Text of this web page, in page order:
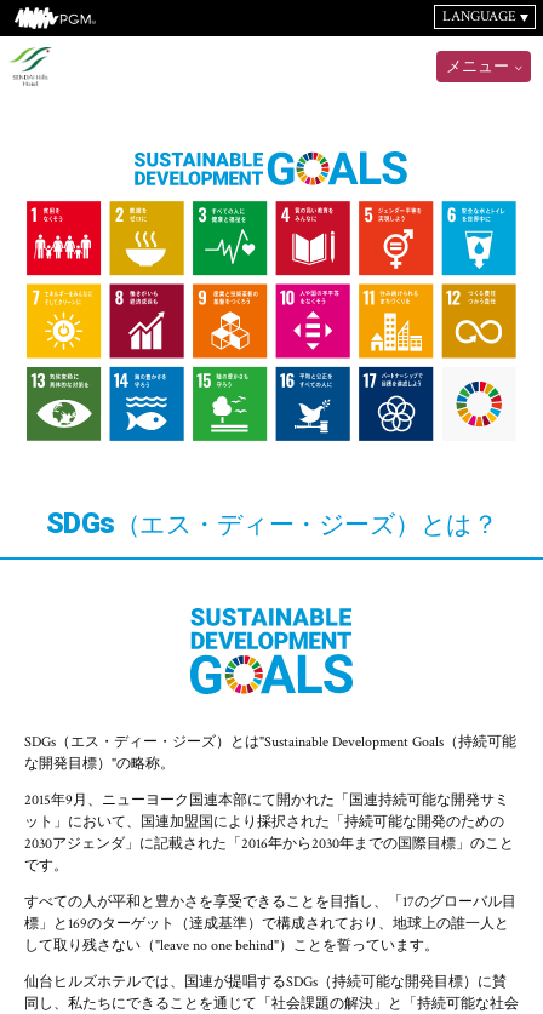
LANGUAGE
メニュー
SDGs （エス・ディー・ジーズ）とは？
SDGs（エス・ディー・ジーズ）とは"Sustainable Development Goals（持続可能
な開発目標）"の略称。
2015年9月、ニューヨーク国連本部にて開かれた「国連持続可能な開発サミ
ット」において、国連加盟国により採択された「持続可能な開発のための
2030アジェンダ」に記載された「2016年から2030年までの国際目標」のこと
です。
すべての人が平和と豊かさを享受できることを目指し、「17のグローバル目
標」と169のターゲット（達成基準）で構成されており、地球上の誰一人と
して取り残さない（"leave no one behind"）ことを誓っています。
仙台ヒルズホテルでは、国連が提唱するSDGs（持続可能な開発目標）に賛
同し、私たちにできることを通じて「社会課題の解決」と「持続可能な社会